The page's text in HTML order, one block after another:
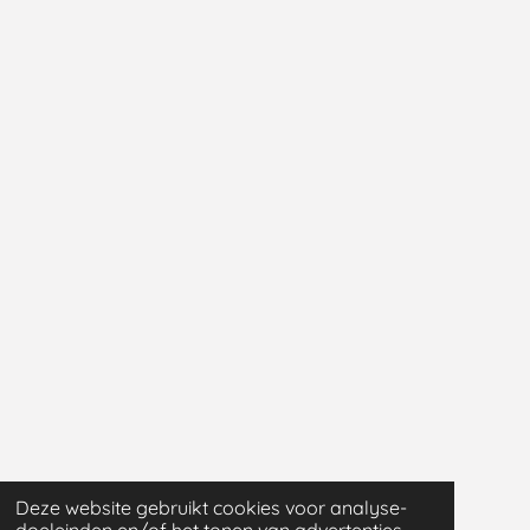
Deze website gebruikt cookies voor analyse-